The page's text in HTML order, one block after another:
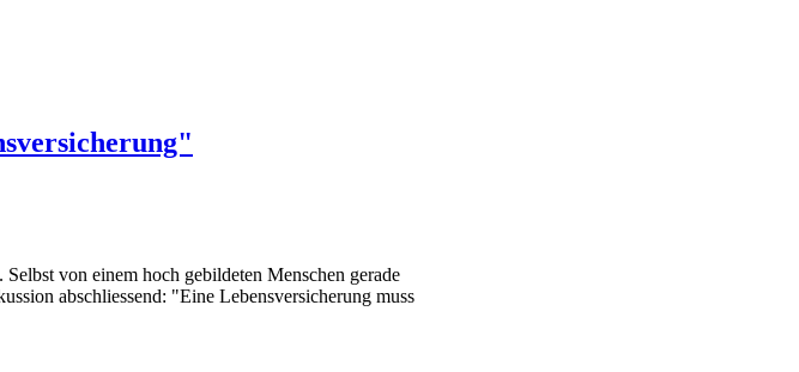
von einem hoch gebildeten Menschen gerade
abschliessend: "Eine Lebensversicherung muss